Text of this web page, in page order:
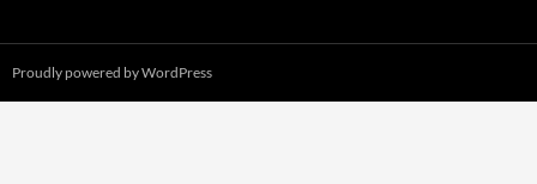
Proudly powered by WordPress